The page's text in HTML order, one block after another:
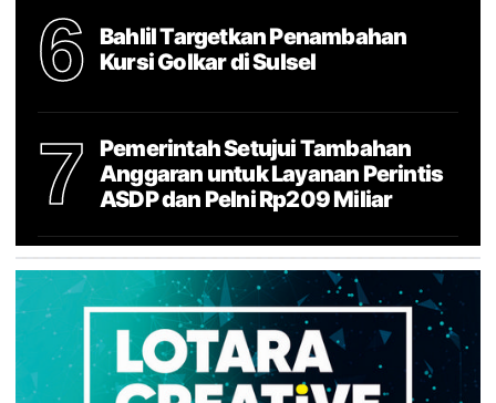
6
Bahlil Targetkan Penambahan
Kursi Golkar di Sulsel
7
Pemerintah Setujui Tambahan
Anggaran untuk Layanan Perintis
ASDP dan Pelni Rp209 Miliar